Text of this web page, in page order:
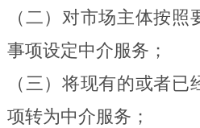
（二）对市场主体按
事项设定中介服务；
（三）将现有的或者
项转为中介服务；